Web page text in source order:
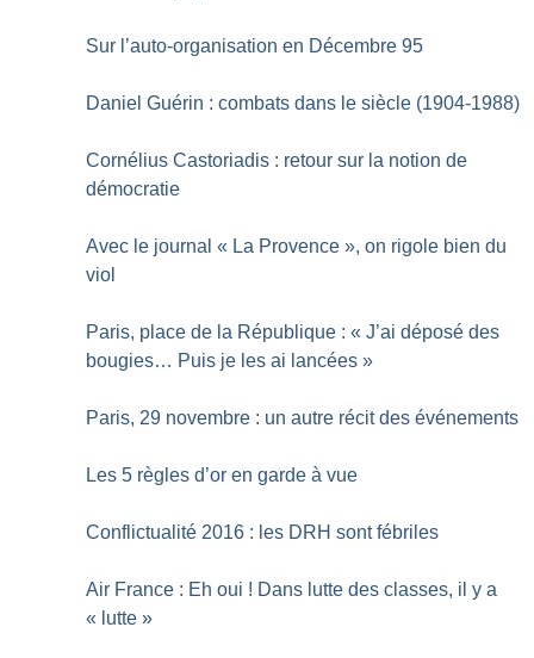
Sur l’auto-organisation en Décembre 95
Daniel Guérin : combats dans le siècle (1904-1988)
Cornélius Castoriadis : retour sur la notion de
démocratie
Avec le journal « La Provence », on rigole bien du
viol
Paris, place de la République : « J’ai déposé des
bougies… Puis je les ai lancées »
Paris, 29 novembre : un autre récit des événements
Les 5 règles d’or en garde à vue
Conflictualité 2016 : les DRH sont fébriles
Air France : Eh oui ! Dans lutte des classes, il y a
« lutte »